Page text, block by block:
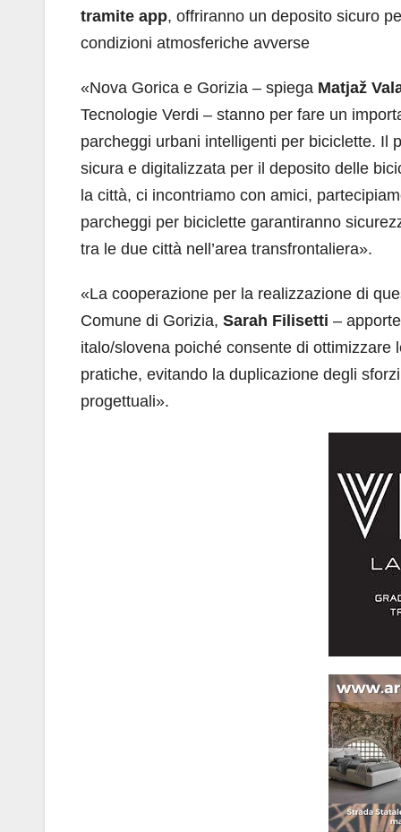
tramite app, offriranno un deposito sicuro
condizioni atmosferiche avverse
«Nova Gorica e Gorizia – spiega Matjaž
Tecnologie Verdi – stanno per fare un
parcheggi urbani intelligenti per biciclette. Il
sicura e digitalizzata per il deposito delle
la città, ci incontriamo con amici,
parcheggi per biciclette garantiranno
tra le due città nell’area transfrontaliera».
«La cooperazione per la realizzazione di
Comune di Gorizia, Sarah Filisetti –
italo/slovena poiché consente di
pratiche, evitando la duplicazione degli
progettuali».